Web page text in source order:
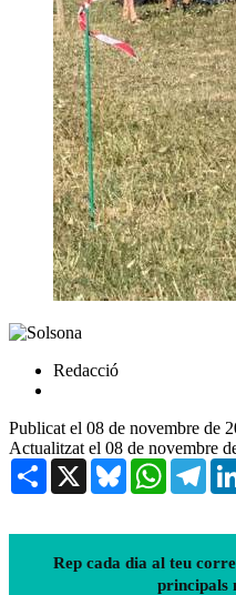
Redacció
Publicat el 08 de novembre de
Actualitzat el 08 de novembre
Share X BlueskyWhatsApp
Rep cada dia al teu
principals